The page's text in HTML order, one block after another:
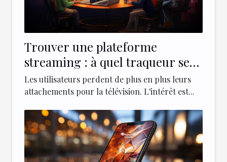
Trouver une plateforme
streaming : à quel traqueur se
référer ?
Les utilisateurs perdent de plus en plus leurs
attachements pour la télévision. L'intérêt est...